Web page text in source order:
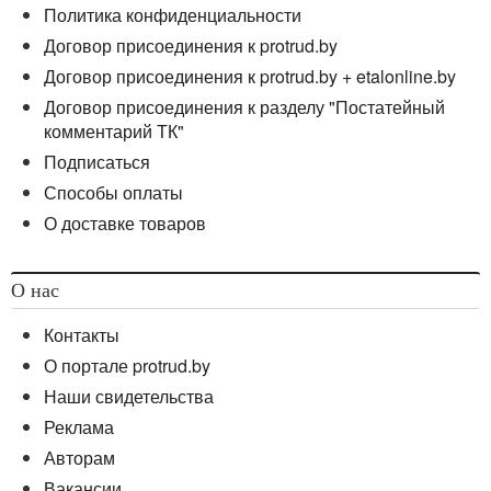
резолюция — это письменное указание
руководителя о порядке исполнения или
использования документа, включающее фамилию
и инициалы исполнителя, содержание поручения
и срок исполнения.
НА ЗАМЕТКУ!!!
Резолюция должна быть подписана
(собственноручная подпись)
и датирована.
При положительном решении в резолюции
необходимо указать период предоставления
отпуска.
3. Издание приказа о предоставлении
работнику отпуска без сохранения заработной
Отпуска оформляются приказом (распоряжением,
Политика конфиденциальности
Договор присоединения к protrud.by
Договор присоединения к protrud.by + etalonline.by
Договор присоединения к разделу "Постатейный
комментарий ТК"
Подписаться
Способы оплаты
О доставке товаров
О нас
Контакты
О портале protrud.by
Наши свидетельства
Реклама
Авторам